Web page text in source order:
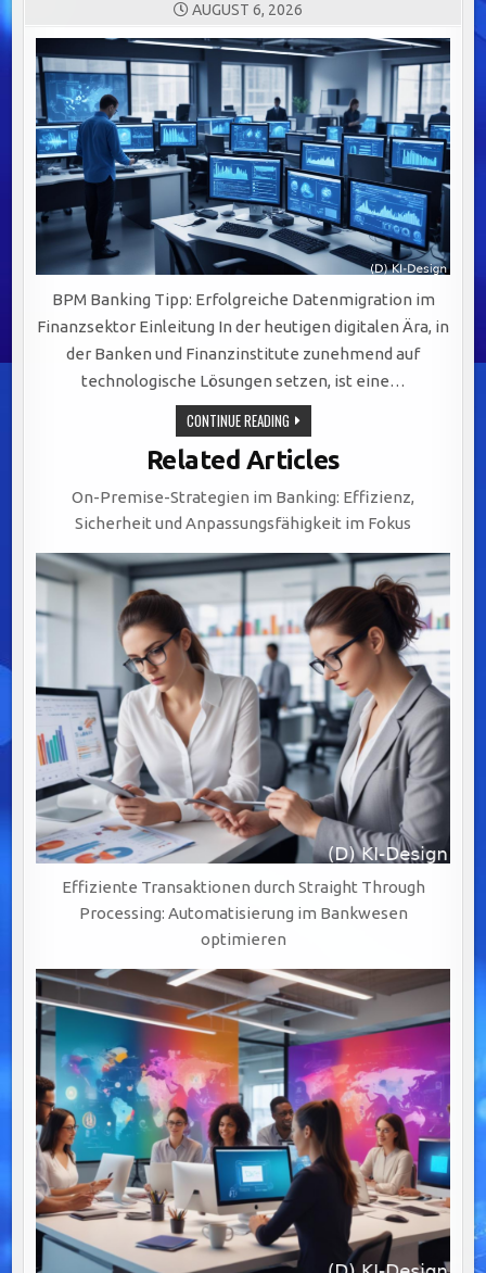
AUGUST 6, 2026
BPM Banking Tipp: Erfolgreiche Datenmigration im
Finanzsektor Einleitung In der heutigen digitalen Ära, in
der Banken und Finanzinstitute zunehmend auf
technologische Lösungen setzen, ist eine…
CONTINUE READINGERFOLGREICHE
DATENMIGRATION
IM
FINANZSEKTOR:
STRATEGIEN
UND
HERAUSFORDERUNGEN
MEISTERN
Related Articles
On-Premise-Strategien im Banking: Effizienz,
Sicherheit und Anpassungsfähigkeit im Fokus
Effiziente Transaktionen durch Straight Through
Processing: Automatisierung im Bankwesen
optimieren